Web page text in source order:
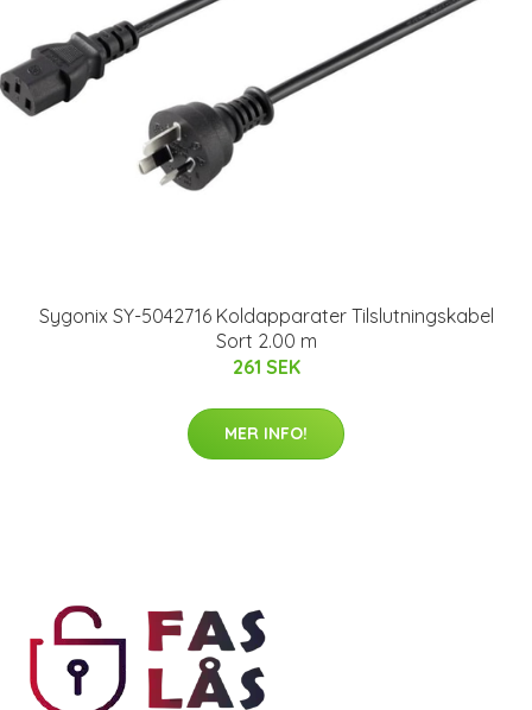
Sygonix SY-5042716 Koldapparater Tilslutningskabel
Sort 2.00 m
261 SEK
MER INFO!